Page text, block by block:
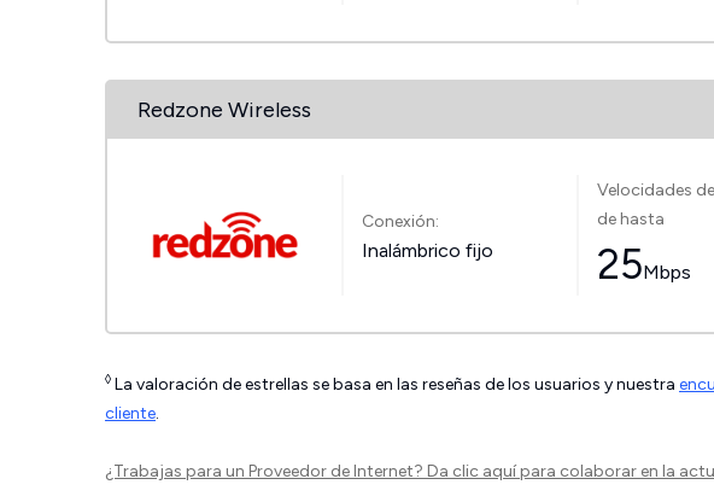
Redzone Wireless
Conexión:
Inalámbrico fijo
Velocidades
de hasta
25Mbps
◊ La valoración de estrellas se basa en las reseñas de los usuarios y nuestra
cliente.
¿Trabajas para un Proveedor de Internet? Da clic aquípara colaborar en la